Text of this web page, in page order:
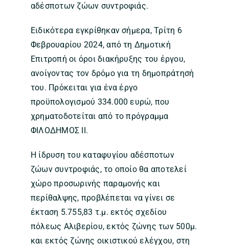
αδέσποτων ζώων συντροφιάς.
Ειδικότερα εγκρίθηκαν σήμερα, Τρίτη 6
Φεβρουαρίου 2024, από τη Δημοτική
Επιτροπή οι όροι διακήρυξης του έργου,
ανοίγοντας τον δρόμο για τη δημοπράτησή
του. Πρόκειται για ένα έργο
προϋπολογισμού 334.000 ευρώ, που
χρηματοδοτείται από το πρόγραμμα
ΦΙΛΟΔΗΜΟΣ ΙΙ.
Η ίδρυση του καταφυγίου αδέσποτων
ζώων συντροφιάς, το οποίο θα αποτελεί
χώρο προσωρινής παραμονής και
περίθαλψης, προβλέπεται να γίνει σε
έκταση 5.755,83 τ.μ. εκτός σχεδίου
πόλεως Αλιβερίου, εκτός ζώνης των 500μ.
και εκτός ζώνης οικιστικού ελέγχου, στη